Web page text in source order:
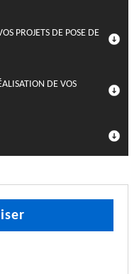
PROJETS DE POSE DE
DE VOS